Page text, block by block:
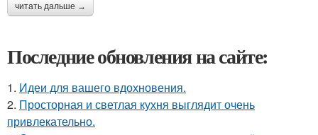
читать дальше →
Последние обновления на сайте:
1. Идеи для вашего вдохновения.
2. Просторная и светлая кухня выглядит очень
привлекательно.